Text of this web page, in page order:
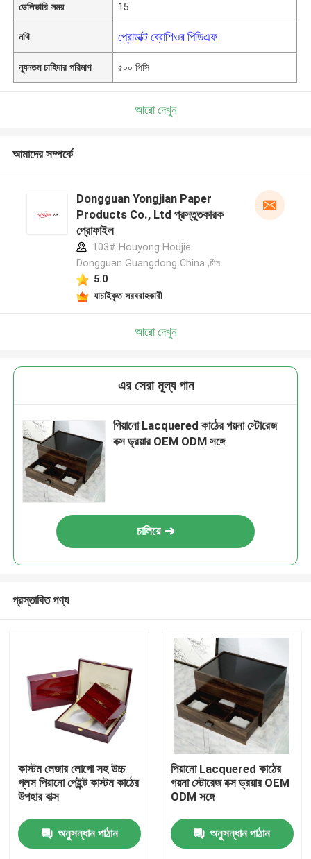
ডেলিভারি সময় 15
নথি প্রোডাক্ট ব্রোশিওর পিডিএফ
ন্যূনতম চাহিদার পরিমাণ ৫০০ পিসি
আরো দেখুন
আমাদের সম্পর্কে
Dongguan Yongjian Paper
Products Co., Ltd প্রস্তুতকারক
প্রোফাইল
103# Houyong Houjie
Dongguan Guangdong China ,চীন
5.0
যাচাইকৃত সরবরাহকারী
আরো দেখুন
এর সেরা মূল্য পান
পিয়ানো Lacquered কাঠের গয়না স্টোরেজ
বক্স ড্রয়ার OEM ODM সঙ্গে
চালিয়ে
প্রস্তাবিত পণ্য
কাস্টম লেজার লোগো সহ উচ্চ
গ্লস পিয়ানো পেইন্ট কাস্টম কাঠের
উপহার বাক্স
অনুসন্ধান পাঠান
পিয়ানো Lacquered কাঠের
গয়না স্টোরেজ বক্স ড্রয়ার OEM
ODM সঙ্গে
অনুসন্ধান পাঠান